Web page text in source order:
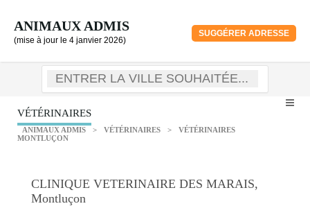
ANIMAUX ADMIS
(mise à jour le 4 janvier 2026)
SUGGÉRER ADRESSE
VÉTÉRINAIRES
ANIMAUX ADMIS > VÉTÉRINAIRES >
VÉTÉRINAIRES
MONTLUÇON
CLINIQUE VETERINAIRE DES MARAIS,
Montluçon